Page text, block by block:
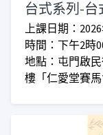
台式系列-台
上課日期：
時間：下午2時
地點：屯門啟
樓「仁愛堂賽
***仁愛堂員工